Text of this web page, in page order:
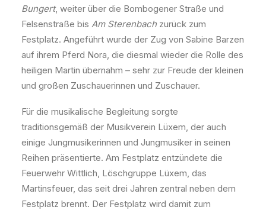
Bungert, weiter über die Bombogener Straße und
Felsenstraße bis Am Sterenbach zurück zum
Festplatz. Angeführt wurde der Zug von Sabine Barzen
auf ihrem Pferd Nora, die diesmal wieder die Rolle des
heiligen Martin übernahm – sehr zur Freude der kleinen
und großen Zuschauerinnen und Zuschauer.
Für die musikalische Begleitung sorgte
traditionsgemäß der Musikverein Lüxem, der auch
einige Jungmusikerinnen und Jungmusiker in seinen
Reihen präsentierte. Am Festplatz entzündete die
Feuerwehr Wittlich, Löschgruppe Lüxem, das
Martinsfeuer, das seit drei Jahren zentral neben dem
Festplatz brennt. Der Festplatz wird damit zum